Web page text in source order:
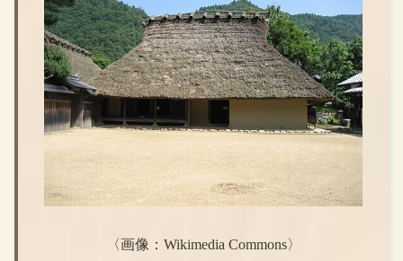
〈画像：Wikimedia Commons〉